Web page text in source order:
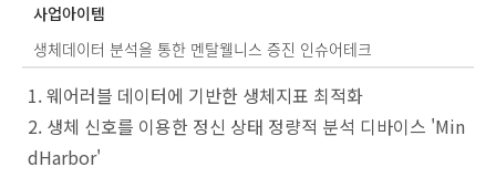
사업아이템
생체데이터 분석을 통한 멘탈웰니스 증진 인슈어테크
1. 웨어러블 데이터에 기반한 생체지표 최적화
2. 생체 신호를 이용한 정신 상태 정량적 분석 디바이스 'Min
dHarbor'